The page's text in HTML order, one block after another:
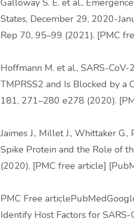
Galloway S. E. et al.,
States, December 29, 2020-
Rep 70, 95–99 (2021). [PMC
Hoffmann M. et al., SARS-
TMPRSS2 and Is Blocked by a
181, 271–280 e278 (2020).
Jaimes J., Millet J., Whittaker
Spike Protein and the Role of
(2020). [PMC free article]
PMC Free
Identify Host Factors for